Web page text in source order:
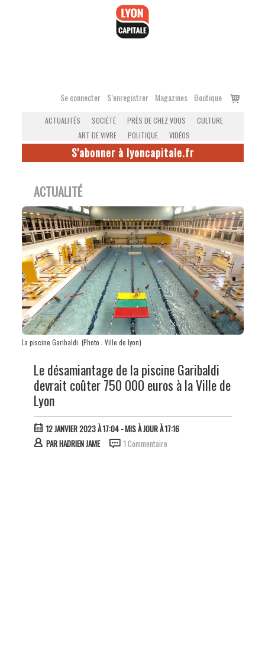
Se connecter S’enregistrer Magazines Boutique
Voir
ACTUALITÉS SOCIÉTÉ PRÈS DE CHEZ VOUS
CULTURE
ART DE VIVRE
POLITIQUE VIDÉOS
S'abonner à lyoncapitale.fr
ACTUALITÉ
La piscine Garibaldi. (Photo : Ville de Lyon)
Le désamiantage de la piscine Garibaldi
devrait coûter 750 000 euros à la Ville de
Lyon
12 JANVIER 2023 À 17:04- MIS À JOUR À 17:16
PARHADRIEN JAME 1 Commentaire